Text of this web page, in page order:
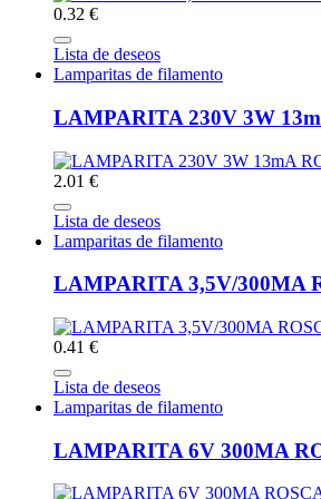
0.32 €
Lista de deseos
Lamparitas de filamento
LAMPARITA 230V 3W
2.01 €
Lista de deseos
Lamparitas de filamento
LAMPARITA 3,5V/300MA
0.41 €
Lista de deseos
Lamparitas de filamento
LAMPARITA 6V 300MA